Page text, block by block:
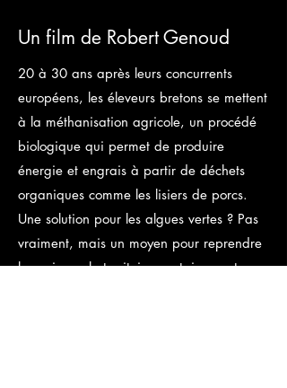
Un film de Robert Genoud
20 à 30 ans après leurs concurrents
européens, les éleveurs bretons se mettent
à la méthanisation agricole, un procédé
biologique qui permet de produire
énergie et engrais à partir de déchets
organiques comme les lisiers de porcs.
Une solution pour les algues vertes ? Pas
vraiment, mais un moyen pour reprendre
la main sur le territoire, certainement.